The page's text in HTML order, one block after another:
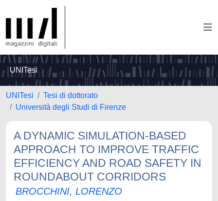
UNITesi
UNITesi
Tesi di dottorato
Università degli Studi di Firenze
A DYNAMIC SIMULATION-BASED
APPROACH TO IMPROVE TRAFFIC
EFFICIENCY AND ROAD SAFETY IN
ROUNDABOUT CORRIDORS
BROCCHINI, LORENZO